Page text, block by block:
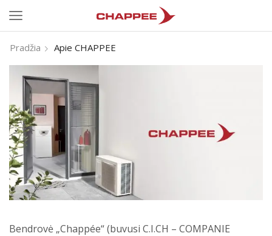
Pradžia Apie CHAPPEE
Bendrovė „Chappée“ (buvusi C.I.CH – COMPANIE